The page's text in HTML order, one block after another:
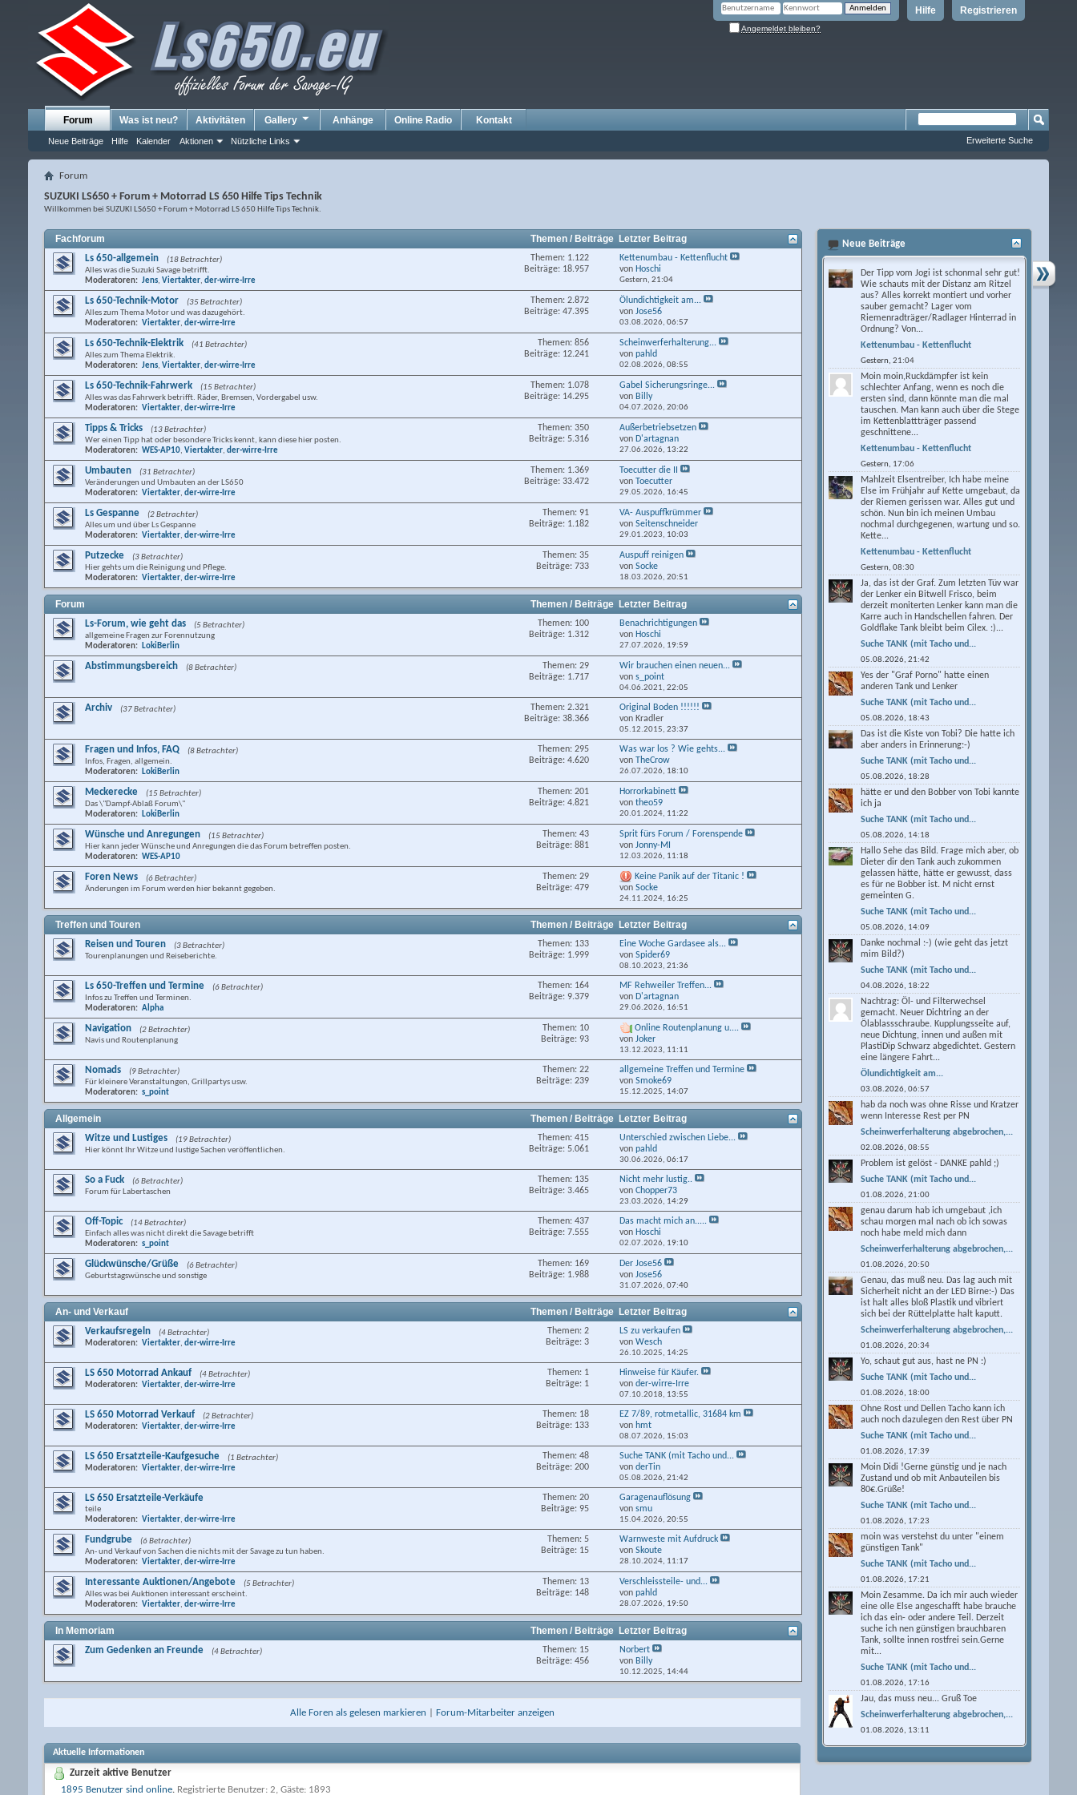
Registrieren
Hilfe
Angemeldet bleiben?
Forum
Neue Beiträge Hilfe Kalender Aktionen Nützliche Links
Was ist neu? Aktivitäten Gallery Anhänge Online Radio Kontakt
Erweiterte Suche
Forum
SUZUKI LS650 + Forum + Motorrad LS 650 Hilfe Tips Technik
Willkommen bei SUZUKI LS650 + Forum + Motorrad LS 650 Hilfe Tips Technik.
Fachforum Themen / Beiträge Letzter Beitrag
Ls 650-allgemein
(18 Betrachter)
Alles was die Suzuki Savage betrifft.
Moderatoren: Jens, Viertakter, der-wirre-Irre
Themen: 1.122
Beiträge: 18.957
Kettenumbau - Kettenflucht
von Hoschi
Gestern,21:04
Ls 650-Technik-Motor
(35 Betrachter)
Alles zum Thema Motor und was dazugehört.
Moderatoren: Viertakter, der-wirre-Irre
Themen: 2.872
Beiträge: 47.395
Ölundichtigkeit am...
vonJose56
03.08.2026,06:57
Ls 650-Technik-Elektrik
(41 Betrachter)
Alles zum Thema Elektrik.
Moderatoren: Jens, Viertakter, der-wirre-Irre
Themen: 856
Beiträge: 12.241
Scheinwerferhalterung...
vonpahld
02.08.2026,08:55
Ls 650-Technik-Fahrwerk
(15 Betrachter)
Alles was das Fahrwerk betrifft. Räder, Bremsen, Vordergabel usw.
Moderatoren: Viertakter, der-wirre-Irre
Themen: 1.078
Beiträge: 14.295
Gabel Sicherungsringe...
von Billy
04.07.2026,20:06
Tipps & Tricks
(13 Betrachter)
Wer einen Tipp hat oder besondere Tricks kennt, kann diese hier posten.
Moderatoren: WES-AP10, Viertakter, der-wirre-Irre
Themen: 350
Beiträge: 5.316
Außerbetriebsetzen
von D'artagnan
27.06.2026, 13:22
Umbauten
(31 Betrachter)
Veränderungen und Umbauten an der LS650
Moderatoren: Viertakter, der-wirre-Irre
Themen: 1.369
Beiträge: 33.472
Toecutter die II
vonToecutter
29.05.2026, 16:45
Ls Gespanne
(2 Betrachter)
Alles um und über Ls Gespanne
Moderatoren: Viertakter, der-wirre-Irre
Themen: 91
Beiträge: 1.182
VA- Auspuffkrümmer
vonSeitenschneider
29.01.2023, 10:03
Putzecke
(3 Betrachter)
Hier gehts um die Reinigung und Pflege.
Moderatoren: Viertakter, der-wirre-Irre
Themen: 35
Beiträge: 733
Auspuff reinigen
vonSocke
18.03.2026,20:51
Forum Themen / Beiträge Letzter Beitrag
Ls-Forum, wie geht das
(5 Betrachter)
allgemeine Fragen zur Forennutzung
Moderatoren:
LokiBerlin
Themen: 100
Beiträge: 1.312
Benachrichtigungen
von Hoschi
27.07.2026, 19:59
Abstimmungsbereich (8 Betrachter)
Themen: 29
Beiträge: 1.717
Wir brauchen einen neuen...
vons_point
04.06.2021,22:05
Archiv (37 Betrachter)
Themen: 2.321
Beiträge: 38.366
Original Boden !!!!!!
von Kradler
05.12.2015,23:37
Fragen und Infos, FAQ
(8 Betrachter)
Infos, Fragen, allgemein.
Moderatoren:
LokiBerlin
Themen: 295
Beiträge: 4.620
Was war los ? Wie gehts...
vonTheCrow
26.07.2026, 18:10
Meckerecke
(15 Betrachter)
Das \"Dampf-Ablaß Forum\"
Moderatoren:
LokiBerlin
Themen: 201
Beiträge: 4.821
Horrorkabinett
vontheo59
20.01.2024, 11:22
Wünsche und Anregungen
(15 Betrachter)
Hier kann jeder Wünsche und Anregungen die das Forum betreffen posten.
Moderatoren: WES-AP10
Themen: 43
Beiträge: 881
Sprit fürs Forum / Forenspende
vonJonny-MI
12.03.2026, 11:18
Foren News
(6 Betrachter)
Änderungen im Forum werden hier bekannt gegeben.
Themen: 29
Beiträge: 479
Keine Panik auf der Titanic !
vonSocke
24.11.2024, 16:25
Treffen und Touren Themen / Beiträge Letzter Beitrag
Reisen und Touren
(3 Betrachter)
Tourenplanungen und Reiseberichte.
Themen: 133
Beiträge: 1.999
Eine Woche Gardasee als...
vonSpider69
08.10.2023,21:36
Ls 650-Treffen und Termine
(6 Betrachter)
Infos zu Treffen und Terminen.
Moderatoren: Alpha
Themen: 164
Beiträge: 9.379
MF Rehweiler Treffen...
von D'artagnan
29.06.2026, 16:51
Navigation
(2 Betrachter)
Navis und Routenplanung
Themen: 10
Beiträge: 93
Online Routenplanung u....
vonJoker
13.12.2023, 11:11
Nomads
(9 Betrachter)
Für kleinere Veranstaltungen, Grillpartys usw.
Moderatoren: s_point
Themen: 22
Beiträge: 239
allgemeine Treffen und Termine
vonSmoke69
15.12.2025, 14:07
Allgemein Themen / Beiträge Letzter Beitrag
Witze und Lustiges
(19 Betrachter)
Hier könnt Ihr Witze und lustige Sachen veröffentlichen.
Themen: 415
Beiträge: 5.061
Unterschied zwischen Liebe...
vonpahld
30.06.2026,06:17
So a Fuck
(6 Betrachter)
Forum für Labertaschen
Themen: 135
Beiträge: 3.465
Nicht mehr lustig..
vonChopper73
23.03.2026, 14:29
Off-Topic
(14 Betrachter)
Einfach alles was nicht direkt die Savage betrifft
Moderatoren: s_point
Themen: 437
Beiträge: 7.555
Das macht mich an.....
von Hoschi
02.07.2026, 19:10
Glückwünsche/Grüße
(6 Betrachter)
Geburtstagswünsche und sonstige
Themen: 169
Beiträge: 1.988
Der Jose56
vonJose56
31.07.2026,07:40
An- und Verkauf Themen / Beiträge Letzter Beitrag
Verkaufsregeln
(4 Betrachter)
Moderatoren: Viertakter, der-wirre-Irre
Themen: 2
Beiträge: 3
LS zu verkaufen
vonWesch
26.10.2025, 14:25
LS 650 Motorrad Ankauf
(4 Betrachter)
Moderatoren: Viertakter, der-wirre-Irre
Themen: 1
Beiträge: 1
Hinweise für Käufer.
vonder-wirre-Irre
07.10.2018, 13:55
LS 650 Motorrad Verkauf
(2 Betrachter)
Moderatoren: Viertakter, der-wirre-Irre
Themen: 18
Beiträge: 133
EZ 7/89, rotmetallic, 31684 km
von hmt
08.07.2026, 15:03
LS 650 Ersatzteile-Kaufgesuche
(1 Betrachter)
Moderatoren: Viertakter, der-wirre-Irre
Themen: 48
Beiträge: 200
Suche TANK (mit Tacho und...
vonderTin
05.08.2026,21:42
LS 650 Ersatzteile-Verkäufe
teile
Moderatoren: Viertakter, der-wirre-Irre
Themen: 20
Beiträge: 95
Garagenauflösung
vonsmu
15.04.2026,20:55
Fundgrube
(6 Betrachter)
An- und Verkauf von Sachen die nichts mit der Savage zu tun haben.
Moderatoren: Viertakter, der-wirre-Irre
Themen: 5
Beiträge: 15
Warnweste mit Aufdruck
vonSkoute
28.10.2024, 11:17
Interessante Auktionen/Angebote
(5 Betrachter)
Alles was bei Auktionen interessant erscheint.
Moderatoren: Viertakter, der-wirre-Irre
Themen: 13
Beiträge: 148
Verschleissteile- und...
vonpahld
28.07.2026, 19:50
In Memoriam Themen / Beiträge Letzter Beitrag
Zum Gedenken an Freunde (4 Betrachter)
Themen: 15
Beiträge: 456
Norbert
von Billy
10.12.2025, 14:44
Alle Foren als gelesen markieren Forum-Mitarbeiter anzeigen
Aktuelle Informationen
Zurzeit aktive Benutzer
1895 Benutzer sind online. Registrierte Benutzer: 2, Gäste: 1893
Neue Beiträge
Der Tipp vom Jogi ist schonmal sehr gut!
Wie schauts mit der Distanz am Ritzel
aus? Alles korrekt montiert und vorher
sauber gemacht? Lager vom
Riemenradträger/Radlager Hinterrad in
Ordnung? Von...
Kettenumbau - Kettenflucht
Gestern, 21:04
Moin moin,Ruckdämpfer ist kein
schlechter Anfang, wenn es noch die
ersten sind, dann könnte man die mal
tauschen. Man kann auch über die Stege
im Kettenblattträger passend
geschnittene...
Kettenumbau - Kettenflucht
Gestern, 17:06
Mahlzeit Elsentreiber, Ich habe meine
Else im Frühjahr auf Kette umgebaut, da
der Riemen gerissen war. Alles gut und
schön. Nun bin ich meinen Umbau
nochmal durchgegenen, wartung und so.
Kette...
Kettenumbau - Kettenflucht
Gestern, 08:30
Ja, das ist der Graf. Zum letzten Tüv war
der Lenker ein Bitwell Frisco, beim
derzeit moniterten Lenker kann man die
Karre auch in Handschellen fahren. Der
Goldflake Tank bleibt beim Cilex. :)...
Suche TANK (mit Tacho und...
05.08.2026, 21:42
Yes der "Graf Porno" hatte einen
anderen Tank und Lenker
Suche TANK (mit Tacho und...
05.08.2026, 18:43
Das ist die Kiste von Tobi? Die hatte ich
aber anders in Erinnerung:-)
Suche TANK (mit Tacho und...
05.08.2026, 18:28
hätte er und den Bobber von Tobi kannte
ich ja
Suche TANK (mit Tacho und...
05.08.2026, 14:18
Hallo Sehe das Bild. Frage mich aber, ob
Dieter dir den Tank auch zukommen
gelassen hätte, hätte er gewusst, dass
es für ne Bobber ist. M nicht ernst
gemeinten G.
Suche TANK (mit Tacho und...
05.08.2026, 14:09
Danke nochmal :-) (wie geht das jetzt
mim Bild?)
Suche TANK (mit Tacho und...
04.08.2026, 18:22
Nachtrag: Öl- und Filterwechsel
gemacht. Neuer Dichtring an der
Ölablassschraube. Kupplungsseite auf,
neue Dichtung, innen und außen mit
PlastiDip Schwarz abgedichtet. Gestern
eine längere Fahrt...
Ölundichtigkeit am...
03.08.2026, 06:57
hab da noch was ohne Risse und Kratzer
wenn Interesse Rest per PN
Scheinwerferhalterung abgebrochen,...
02.08.2026, 08:55
Problem ist gelöst - DANKE pahld ;)
Suche TANK (mit Tacho und...
01.08.2026, 21:00
genau darum hab ich umgebaut ,ich
schau morgen mal nach ob ich sowas
noch habe meld mich dann
Scheinwerferhalterung abgebrochen,...
01.08.2026, 20:50
Genau, das muß neu. Das lag auch mit
Sicherheit nicht an der LED Birne:-) Das
ist halt alles bloß Plastik und vibriert
sich bei der Rüttelplatte halt kaputt.
Scheinwerferhalterung abgebrochen,...
01.08.2026, 20:34
Yo, schaut gut aus, hast ne PN :)
Suche TANK (mit Tacho und...
01.08.2026, 18:00
Ohne Rost und Dellen Tacho kann ich
auch noch dazulegen den Rest über PN
Suche TANK (mit Tacho und...
01.08.2026, 17:39
Moin Didi !Gerne günstig und je nach
Zustand und ob mit Anbauteilen bis
80€.Grüße!
Suche TANK (mit Tacho und...
01.08.2026, 17:23
moin was verstehst du unter "einem
günstigen Tank"
Suche TANK (mit Tacho und...
01.08.2026, 17:21
Moin Zesamme. Da ich mir auch wieder
eine olle Else angeschafft habe brauche
ich das ein- oder andere Teil. Derzeit
suche ich nen günstigen brauchbaren
Tank, sollte innen rostfrei sein.Gerne
mit...
Suche TANK (mit Tacho und...
01.08.2026, 17:16
Jau, das muss neu... Gruß Toe
Scheinwerferhalterung abgebrochen,...
01.08.2026, 13:11